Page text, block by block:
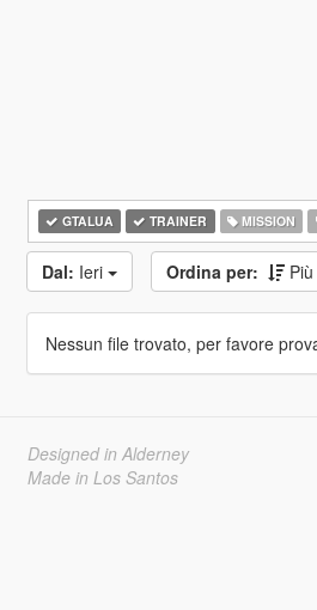
GTALUA TRAINER MISSION
Dal: Ieri Ordina per:
Nessun file trovato, per favore
Designed in Alderney
Made in Los Santos